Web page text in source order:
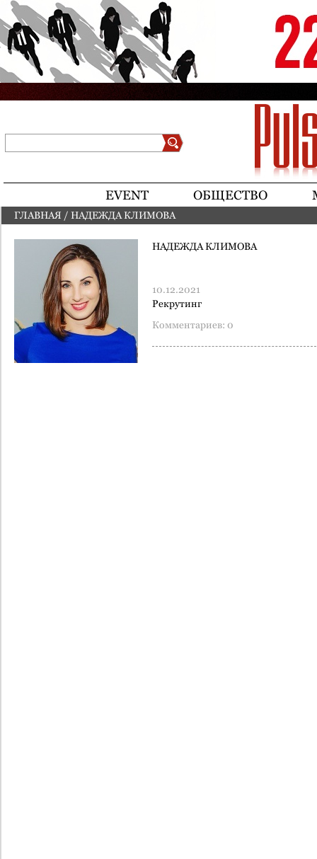
Jump to navigation
EVENT ОБЩЕСТВО
ВЫ ЗДЕСЬ
ГЛАВНАЯ / НАДЕЖДА КЛИМОВА
НАДЕЖДА КЛИМОВА
10.12.2021
Рекрутинг
Комментариев: 0